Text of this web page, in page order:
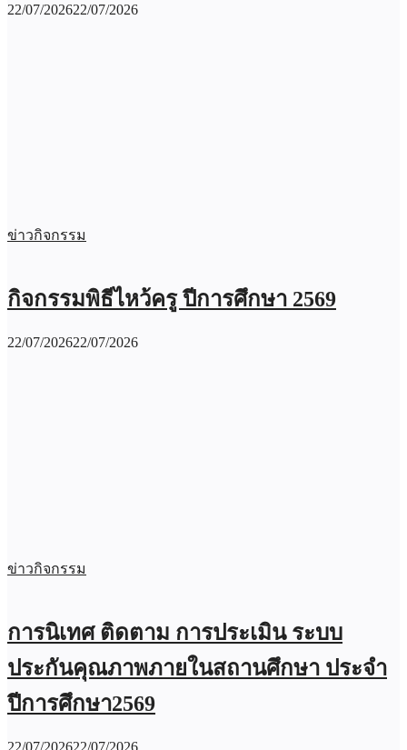
22/07/202622/07/2026
ข่าวกิจกรรม
กิจกรรมพิธีไหว้ครู ปีการศึกษา 2569
22/07/202622/07/2026
ข่าวกิจกรรม
การนิเทศ ติดตาม การประเมิน ระบบ
ประกันคุณภาพภายในสถานศึกษา ประจำ
ปีการศึกษา2569
22/07/202622/07/2026